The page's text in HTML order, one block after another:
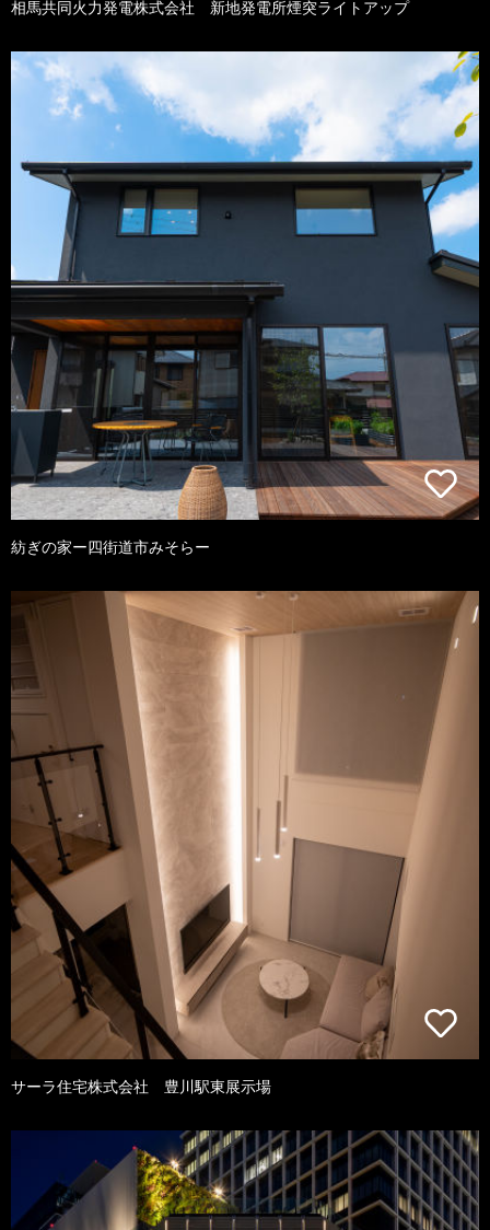
相馬共同火力発電株式会社 新地発電所煙突ライトアップ
紡ぎの家ー四街道市みそらー
サーラ住宅株式会社 豊川駅東展示場